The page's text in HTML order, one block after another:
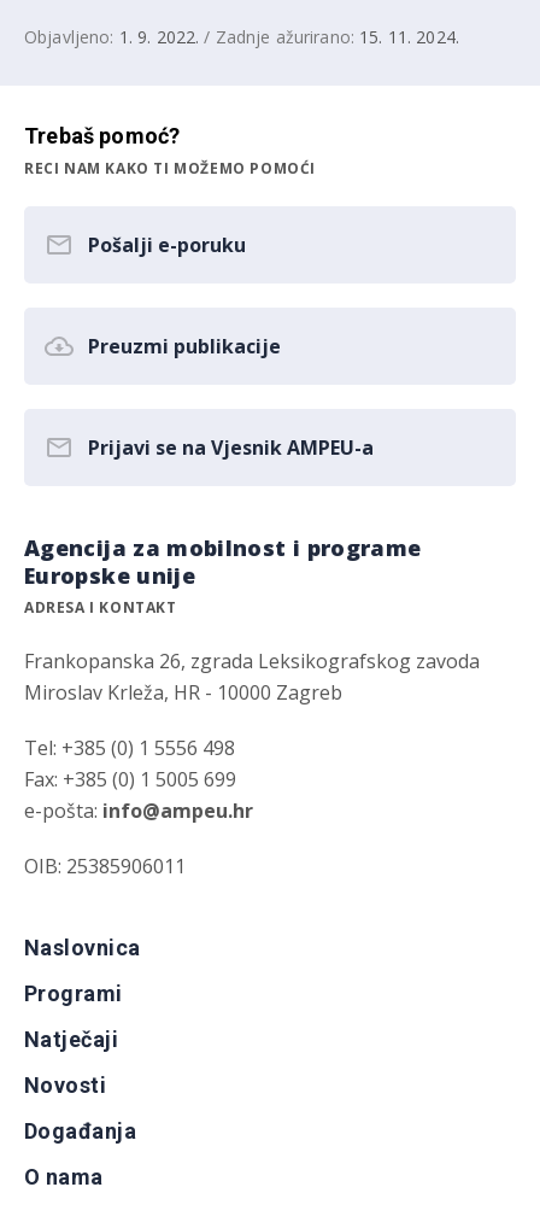
Objavljeno: 1. 9. 2022. / Zadnje ažurirano: 15. 11. 2024.
Trebaš pomoć?
RECI NAM KAKO TI MOŽEMO POMOĆI
Pošalji e-poruku
Preuzmi publikacije
Prijavi se na Vjesnik AMPEU-a
Agencija za mobilnost i programe
Europske unije
ADRESA I KONTAKT
Frankopanska 26, zgrada Leksikografskog zavoda
Miroslav Krleža, HR - 10000 Zagreb
Tel: +385 (0) 1 5556 498
Fax: +385 (0) 1 5005 699
e-pošta: info@ampeu.hr
OIB: 25385906011
Naslovnica
Programi
Natječaji
Novosti
Događanja
O nama